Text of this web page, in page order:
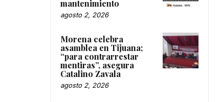
mantenimiento
agosto 2, 2026
Morena celebra
asamblea en Tijuana;
“para contrarrestar
mentiras”, asegura
Catalino Zavala
agosto 2, 2026